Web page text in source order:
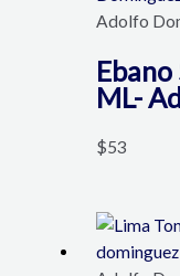
Adolfo
ML-
$53